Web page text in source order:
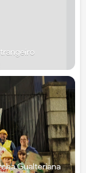
Gualteriana